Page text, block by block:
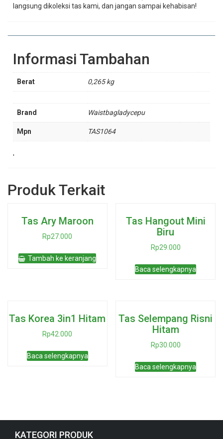
langsung dikoleksi tas kami, dan jangan sampai kehabisan!
Informasi Tambahan
Berat 0,265 kg
Brand Waistbagladycepu
Mpn TAS1064
'
Produk Terkait
Tas Ary Maroon
Rp27.000
Tambah ke keranjang
Tas Hangout Mini
Biru
Rp29.000
Baca selengkapnya
Tas Korea 3in1 Hitam
Rp42.000
Baca selengkapnya
Tas Selempang Risni
Hitam
Rp30.000
Baca selengkapnya
KATEGORI PRODUK